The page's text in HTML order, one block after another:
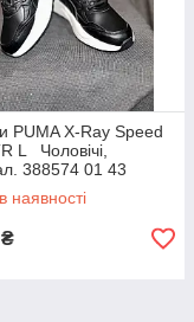
PUMA X-Ray Speed
L Чоловічі,
388574 01 43
наявності
₴